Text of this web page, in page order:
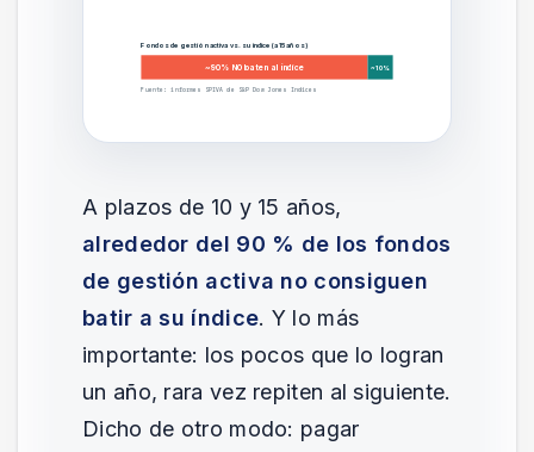
~90% NO baten al índice ~10%
Fondos de gestión activa vs. su índice (a 15 años)
Fuente: informes SPIVA de S&P Dow Jones Indices
A plazos de 10 y 15 años,
alrededor del 90 % de los fondos
de gestión activa no consiguen
batir a su índice. Y lo más
importante: los pocos que lo logran
un año, rara vez repiten al siguiente.
Dicho de otro modo: pagar